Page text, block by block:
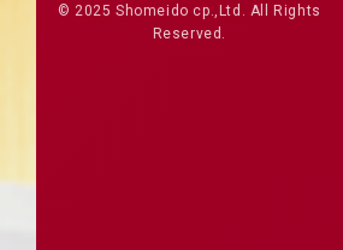
© 2025 Shomeido cp.,Ltd. All Rights
Reserved.